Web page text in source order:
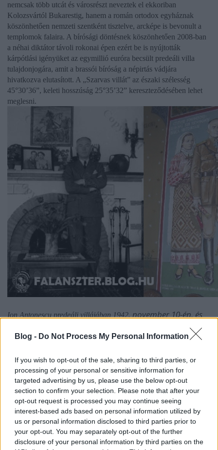
Blog - Do Not Process My Personal Information
If you wish to opt-out of the sale, sharing to third parties, or
processing of your personal or sensitive information for
targeted advertising by us, please use the below opt-out
section to confirm your selection. Please note that after your
opt-out request is processed you may continue seeing
interest-based ads based on personal information utilized by
us or personal information disclosed to third parties prior to
your opt-out. You may separately opt-out of the further
disclosure of your personal information by third parties on the
nemcsak több utcát és városrészt neveztek el ekkoriban
Kolozsvártól Bukarestig, hanem a román ortodox egyháznak
köszönhetően nemzeti szentként tisztelve, arcképe is bevonult a
templomok falaira. A bírósági döntésnek köszönhetően 2008-ban
a néhai diktátor távoli rokonai épen ezért be is nyújtották
kárpótlási igényüket az egymillió euróra becsült predeáli villa
tulajdonjogára, amit a brassói bíróság a népirtás vádjára
hivatkozva elutasított. A „Szarvas villát” az északi szélesség
45°30’36”, keleti hosszúság 25°35’32” kereszteződésében lehet
meglesni.
Ion Antonescu predeáli villájában 1942. november 10-én, és
feleségével közös 1942-es templomi ábrázolása egy
bukaresti katedrális szekkóján (Grafika:
Antonescu, a bukaresti kakukkfióka
Ion Antonescu
1940. szeptember 4-i miniszterelnöki kinevezése
után-, akárcsak a kormányát- ideiglenes helyhiányra hivatkozva a
bukaresti Cantacuzino-palotában szállásolták el. Az állítólag a
bizánci császároktól származóGheorghe Grigore Cantacuzino